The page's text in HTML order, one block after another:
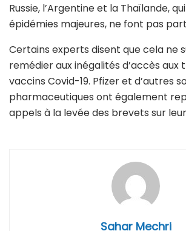
Russie, l’Argentine et la Thaïlande,
épidémies majeures, ne font pas
Certains experts disent que cela ne
remédier aux inégalités d’accès
vaccins Covid-19. Pfizer et d’autres
pharmaceutiques ont également
appels à la levée des brevets sur
Sahar Mechri